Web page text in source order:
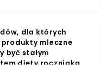
dla których
produkty mleczne
być stałym
diety roczniaka